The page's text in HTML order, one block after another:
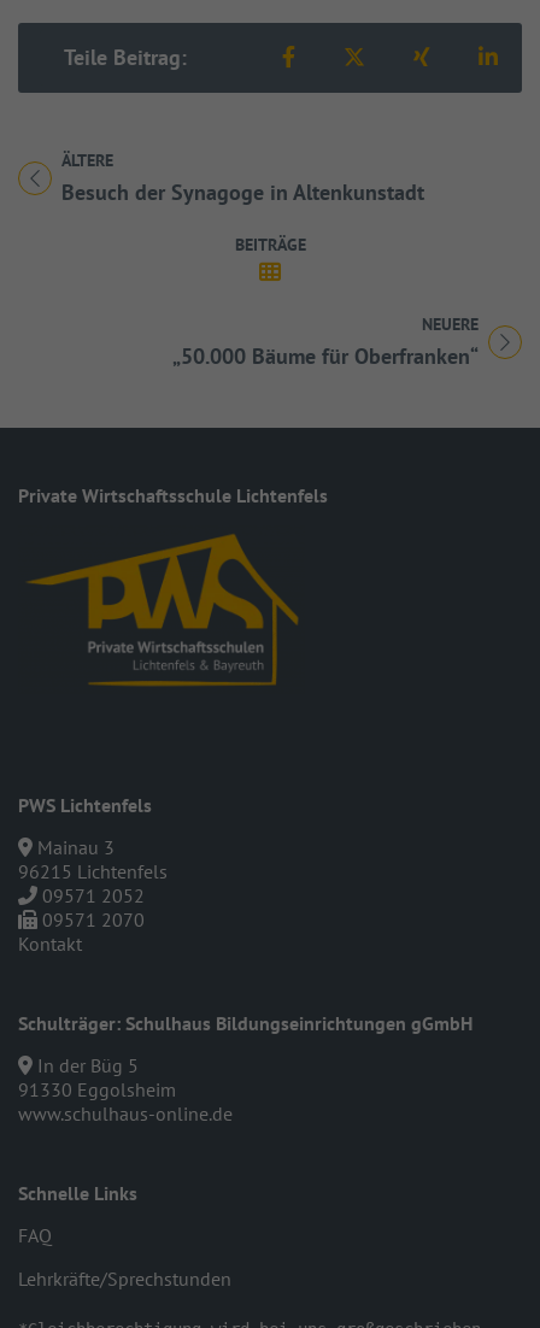
Teile Beitrag: Teilen auf Facebook
Teilen auf XTeilen auf
ÄLTERE
Titel für Beitrag
Besuch der Synagoge in Altenkunstadt
BEITRÄGE
NEUERE
Titel für Beitrag
„50.000 Bäume für Oberfranken“
Private Wirt­schafts­schule Lichtenfels
PWS Lichtenfels
Mainau 3
96215 Lichtenfels
09571 2052
09571 2070
Kontakt
Schulträger: Schulhaus Bildungseinrichtungen gGmbH
In der Büg 5
91330 Eggolsheim
www.schulhaus-online.de
Schnelle Links
FAQ
Lehrkräfte/Sprechstunden